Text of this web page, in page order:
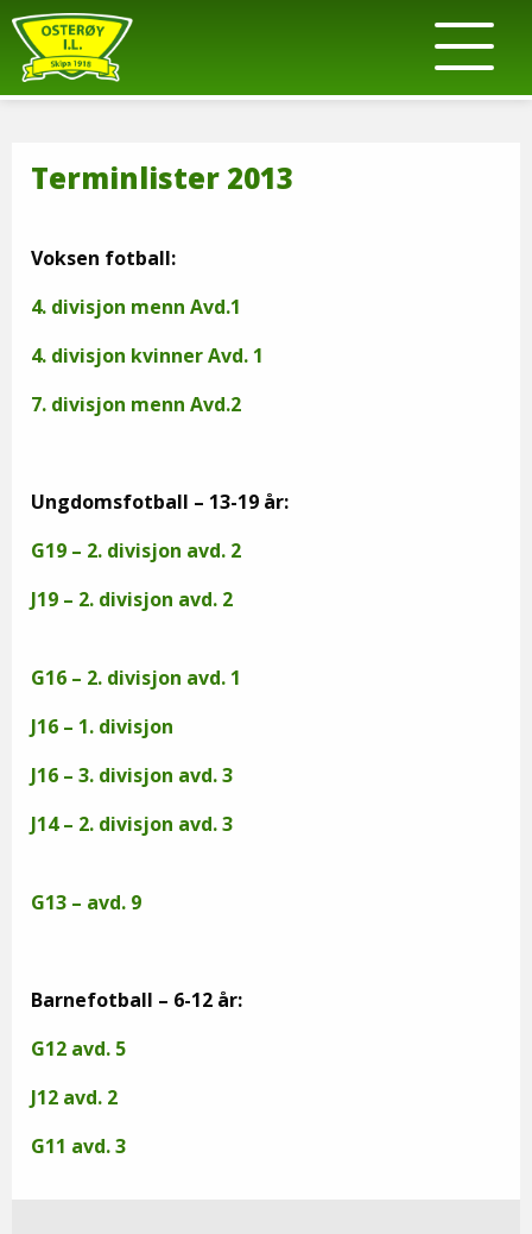
Terminlister 2013
Voksen fotball:
4. divisjon menn Avd.1
4. divisjon kvinner Avd. 1
7. divisjon menn Avd.2
Ungdomsfotball – 13-19 år:
G19 – 2. divisjon avd. 2
J19 – 2. divisjon avd. 2
G16 – 2. divisjon avd. 1
J16 – 1. divisjon
J16 – 3. divisjon avd. 3
J14 – 2. divisjon avd. 3
G13 – avd. 9
Barnefotball – 6-12 år:
G12 avd. 5
J12 avd. 2
G11 avd. 3